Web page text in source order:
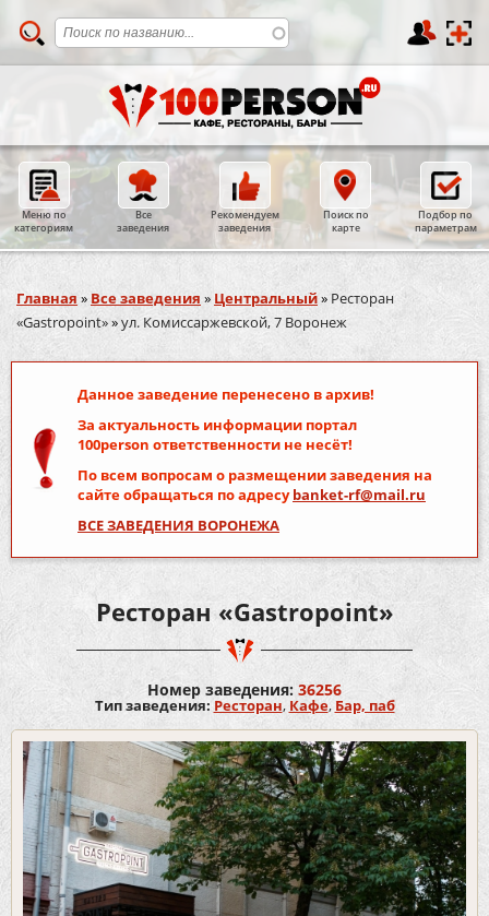
Меню по
категориям
Все
заведения
Рекомендуем
заведения
Поиск по
карте
Подбор по
параметрам
Вы здесь
Главная » Все заведения » Центральный» Ресторан
«Gastropoint»»ул. Комиссаржевской, 7 Воронеж
Данное заведение перенесено в архив!
За актуальность информации портал
100person ответственности не несёт!
По всем вопросам о размещении заведения на
сайте обращаться по адресуbanket-rf@mail.ru
ВСЕ ЗАВЕДЕНИЯ ВОРОНЕЖА
Ресторан «Gastropoint»
Номер заведения: 36256
Тип заведения: Ресторан, Кафе, Бар, паб